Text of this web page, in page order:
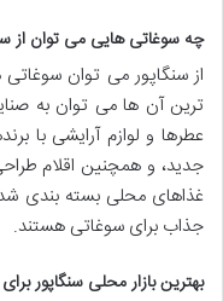
چه سوغاتی هایی می توان از
از سنگاپور می توان
ترین آن ها می توان به
عطرها و لوازم آرایشی با
جدید، و همچنین اقلام
غذاهای محلی بسته بندی
جذاب برای سوغاتی هستند.
بهترین بازار محلی سنگاپور